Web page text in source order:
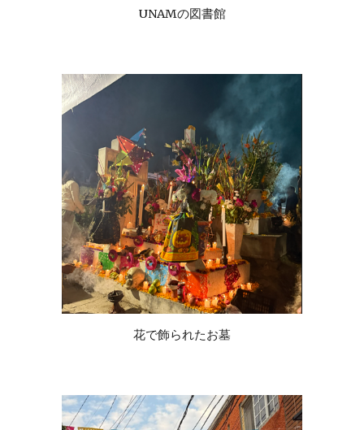
UNAMの図書館
花で飾られたお墓